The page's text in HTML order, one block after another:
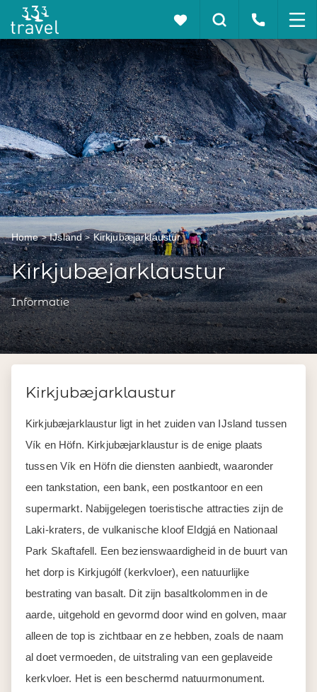
Home IJsland Kirkjubæjarklaustur
Kirkjubæjarklaustur
Informatie
Kirkjubæjarklaustur
Kirkjubæjarklaustur ligt in het zuiden van IJsland tussen
Vík en Höfn. Kirkjubæjarklaustur is de enige plaats
tussen Vík en Höfn die diensten aanbiedt, waaronder
een tankstation, een bank, een postkantoor en een
supermarkt. Nabijgelegen toeristische attracties zijn de
Laki-kraters, de vulkanische kloof Eldgjá en Nationaal
Park Skaftafell. Een bezienswaardigheid in de buurt van
het dorp is Kirkjugólf (kerkvloer), een natuurlijke
bestrating van basalt. Dit zijn basaltkolommen in de
aarde, uitgehold en gevormd door wind en golven, maar
alleen de top is zichtbaar en ze hebben, zoals de naam
al doet vermoeden, de uitstraling van een geplaveide
kerkvloer. Het is een beschermd natuurmonument.